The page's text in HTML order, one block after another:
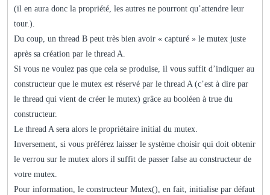
(il en aura donc la propriété, les autres ne pourront qu’attendre leur
tour.).
Du coup, un thread B peut très bien avoir « capturé » le mutex juste
après sa création par le thread A.
Si vous ne voulez pas que cela se produise, il vous suffit d’indiquer au
constructeur que le mutex est réservé par le thread A (c’est à dire par
le thread qui vient de créer le mutex) grâce au booléen à true du
constructeur.
Le thread A sera alors le propriétaire initial du mutex.
Inversement, si vous préférez laisser le système choisir qui doit obtenir
le verrou sur le mutex alors il suffit de passer false au constructeur de
votre mutex.
Pour information, le constructeur Mutex(), en fait, initialise par défaut